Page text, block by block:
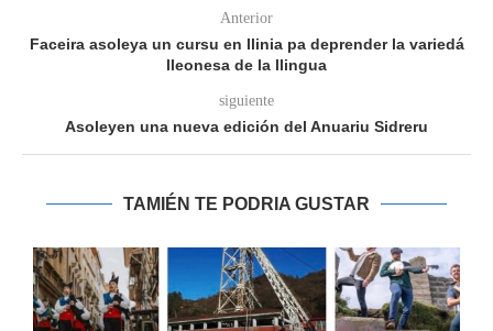
Anterior
Faceira asoleya un cursu en llinia pa deprender la variedá
lleonesa de la llingua
siguiente
Asoleyen una nueva edición del Anuariu Sidreru
TAMIÉN TE PODRIA GUSTAR